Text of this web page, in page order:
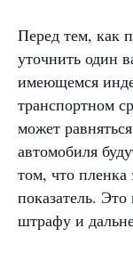
Перед тем, как
уточнить один
имеющемся
транспортном
может
автомобиля
том, что пленка
показатель.
штрафу и